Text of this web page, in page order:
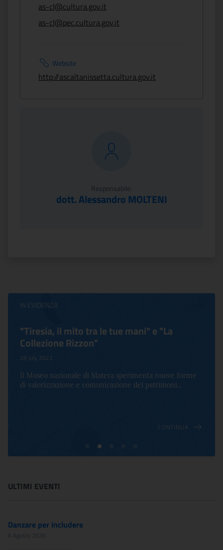
as-cl@cultura.gov.it
as-cl@pec.cultura.gov.it
Website
http://ascaltanissetta.cultura.gov.it
Responsabile:
dott. Alessandro MOLTENI
IN EVIDENZA
"Tiresia, il mito tra le tue mani" e "La
Collezione Rizzon"
28 July 2022
Il Museo nazionale di Matera sperimenta nuove forme
di valorizzazione e comunicazione del patrimoni...
CONTINUA
ULTIMI EVENTI
Danzare per includere
6 Agosto 2026